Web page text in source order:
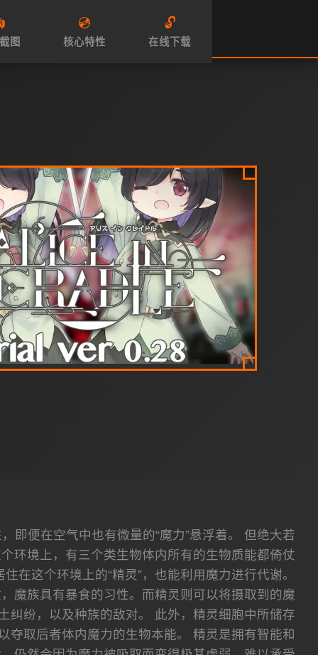
图
💿
核心特性
🔓
在线下载
即便在空气中也有微量的“魔力”悬浮着。 但绝大若
环境上，有三个类生物体内所有的生物质能都倚仗
在这个环境上的“精灵”，也能利用魔力进行代谢。
魔族具有暴食的习性。而精灵则可以将摄取到的魔
纠纷，以及种族的敌对。 此外，精灵细胞中所储存
夺取后者体内魔力的生物本能。 精灵是拥有智能和